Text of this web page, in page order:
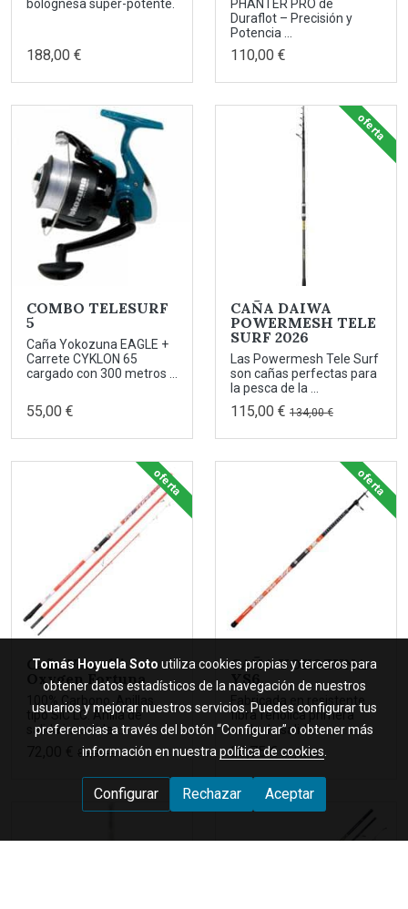
bolognesa super-potente.
188,00 €
PHANTER PRO de
Duraflot – Precisión y
Potencia ...
110,00 €
COMBO TELESURF
5
Caña Yokozuna EAGLE +
Carrete CYKLON 65
cargado con 300 metros ...
55,00 €
CAÑA DAIWA
POWERMESH TELE
SURF 2026
Las Powermesh Tele Surf
son cañas perfectas para
la pesca de la ...
115,00 € 134,00 €
oferta
Caña Vercelli
Oxygen Fortuna
100% Carbono. Anillas
tipo SIC LC. Anilla de
salida invertida. ...
86,00 €
oferta
CAÑA YOKOZUNA
Fabricada en resistente
fibra fenólica primera
anilla de salida ...
26,75 €29,50 €
oferta
Tomás Hoyuela Soto utiliza cookies propias y terceros para
obtener datos estadísticos de la navegación de nuestros
usuarios y mejorar nuestros servicios. Puedes configurar tus
preferencias a través del botón “Configurar” o obtener más
información en nuestra política de cookies
Configurar Rechazar Aceptar